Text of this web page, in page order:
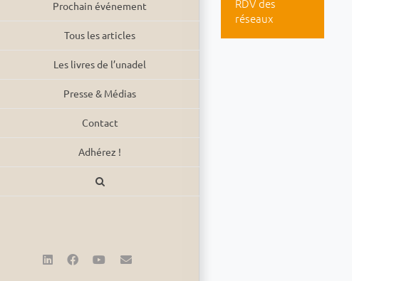
Prochain événement
Tous les articles
Les livres de l’unadel
Presse & Médias
Contact
Adhérez !
LinkedInFacebookYouTubeEmail
RDV des
réseaux